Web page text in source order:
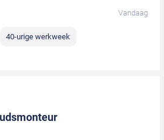
Vandaag
40-urige werkweek